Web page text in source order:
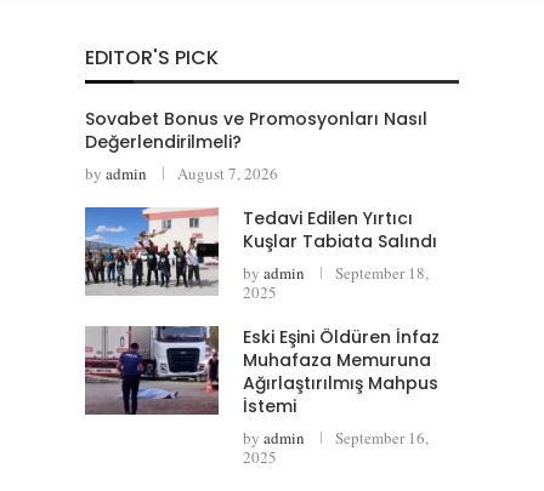
EDITOR'S PICK
Sovabet Bonus ve Promosyonları Nasıl
Değerlendirilmeli?
by admin August 7, 2026
Tedavi Edilen Yırtıcı
Kuşlar Tabiata Salındı
by admin
September 18,
2025
Eski Eşini Öldüren İnfaz
Muhafaza Memuruna
Ağırlaştırılmış Mahpus
İstemi
by admin
September 16,
2025